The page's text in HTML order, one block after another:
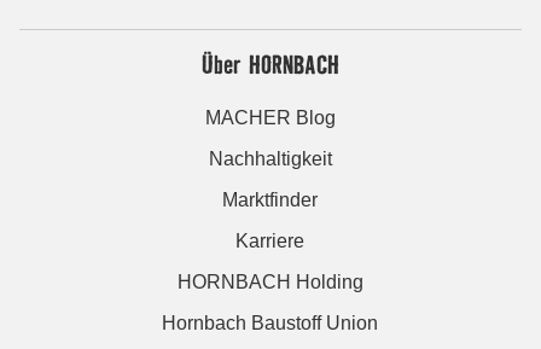
Über HORNBACH
MACHER Blog
Nachhaltigkeit
Marktfinder
Karriere
HORNBACH Holding
Hornbach Baustoff Union